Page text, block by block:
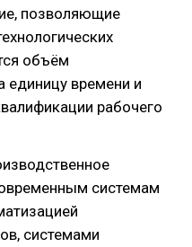
позволяющие
объём
единицу времени и
рабочего
системам
системами